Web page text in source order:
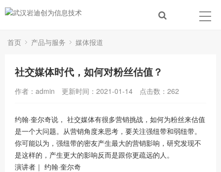
首页 产品与服务 媒体报道
社交媒体时代，如何对粉丝估值？
作者：admin 更新时间：2021-01-14 点击数： 262
约翰·奎尔奇说， 社交媒体有很多营销挑战，如何为粉丝来估值
是一个大问题。从营销角度来思考，要关注强纽带和弱纽带。
你可能以为，强纽带的密友产生最大的营销影响，研究发现不
是这样的，产生更大的影响反而是跟你更疏远的人。
演讲者｜ 约翰·奎尔奇